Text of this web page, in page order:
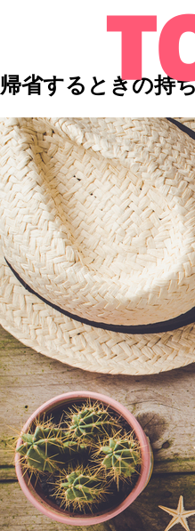
帰省するときの持